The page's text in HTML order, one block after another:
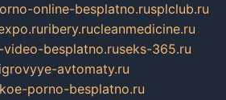
online-besplatno.rusplclub.ru
ribery.rucleanmedicine.ru
besplatno.ruseks-365.ru
avtomaty.ru
porno-besplatno.ru